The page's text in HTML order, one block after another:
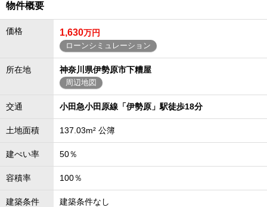
物件概要
価格 1,630万円
ローンシミュレーション
所在地 神奈川県伊勢原市下糟屋
周辺地図
交通 小田急小田原線「伊勢原」駅徒歩18分
土地面積 137.03m² 公簿
建ぺい率 50％
容積率 100％
建築条件 建築条件なし